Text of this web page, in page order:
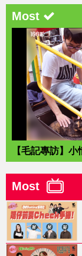
Most
【毛記專訪】
Most